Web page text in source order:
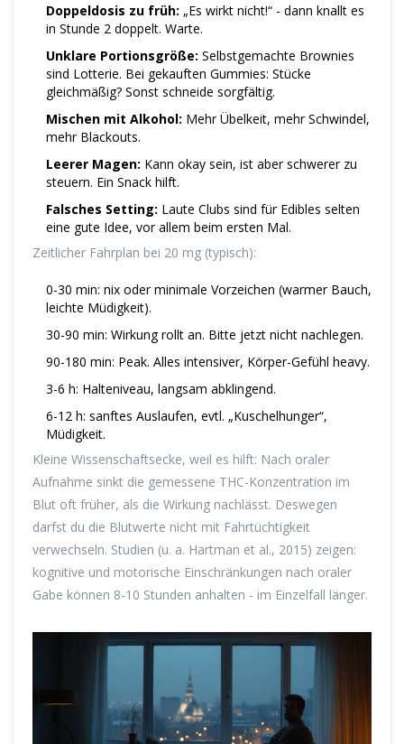
Doppeldosis zu früh: „Es wirkt nicht!“ - dann knallt es
in Stunde 2 doppelt. Warte.
Unklare Portionsgröße: Selbstgemachte Brownies
sind Lotterie. Bei gekauften Gummies: Stücke
gleichmäßig? Sonst schneide sorgfältig.
Mischen mit Alkohol: Mehr Übelkeit, mehr Schwindel,
mehr Blackouts.
Leerer Magen: Kann okay sein, ist aber schwerer zu
steuern. Ein Snack hilft.
Falsches Setting: Laute Clubs sind für Edibles selten
eine gute Idee, vor allem beim ersten Mal.
Zeitlicher Fahrplan bei 20 mg (typisch):
0-30 min: nix oder minimale Vorzeichen (warmer Bauch,
leichte Müdigkeit).
30-90 min: Wirkung rollt an. Bitte jetzt nicht nachlegen.
90-180 min: Peak. Alles intensiver, Körper-Gefühl heavy.
3-6 h: Halteniveau, langsam abklingend.
6-12 h: sanftes Auslaufen, evtl. „Kuschelhunger“,
Müdigkeit.
Kleine Wissenschaftsecke, weil es hilft: Nach oraler
Aufnahme sinkt die gemessene THC-Konzentration im
Blut oft früher, als die Wirkung nachlässt. Deswegen
darfst du die Blutwerte nicht mit Fahrtüchtigkeit
verwechseln. Studien (u. a. Hartman et al., 2015) zeigen:
kognitive und motorische Einschränkungen nach oraler
Gabe können 8-10 Stunden anhalten - im Einzelfall länger.